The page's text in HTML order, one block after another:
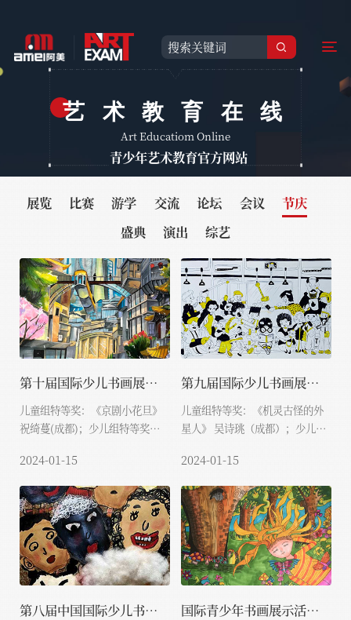
艺术教育在线
Art Educatiom Online
青少年艺术教育官方网站
展览 比赛 游学 交流 论坛 会议
节庆
盛典
演出 综艺
第十届国际少儿书画展示活动获奖...
儿童组特等奖：《京剧小花旦》
祝绮蔓(成都)；少儿组特等奖：
2024-01-15
第九届国际少儿书画展示活动获奖...
儿童组特等奖：《机灵古怪的外
星人》 吴诗珧（成都）；少儿组
2024-01-15
第八届中国国际少儿书画展示活动 国际青少年书画展示活动简介